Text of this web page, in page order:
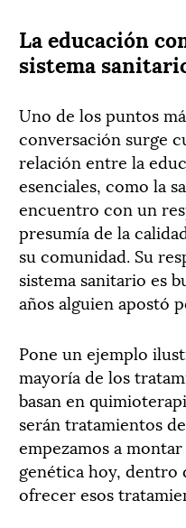
La educación
sistema
Uno de los puntos
conversación surge
relación entre la
esenciales, como la
encuentro con un
presumía de la
su comunidad. Su
sistema sanitario es
años alguien apostó
Pone un ejemplo
mayoría de los
basan en
serán tratamientos
empezamos a
genética hoy, dentro
ofrecer esos